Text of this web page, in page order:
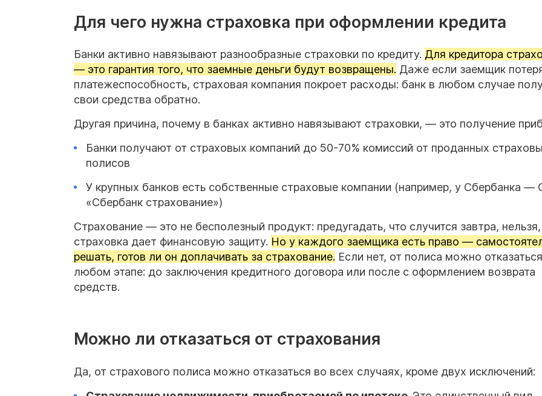
Для чего нужна страховка при оформлении кредита
Банки активно навязывают разнообразные страховки по кредиту. Для кредитора
— это гарантия того, что заемные деньги будут возвращены. Даже если заемщик
платежеспособность, страховая компания покроет расходы: банк в любом случае
свои средства обратно.
Другая причина, почему в банках активно навязывают страховки, — это получение
Банки получают от страховых компаний до 50-70% комиссий от проданных
полисов
У крупных банков есть собственные страховые компании (например, у Сбербанка
«Сбербанк страхование»)
Страхование — это не бесполезный продукт: предугадать, что случится завтра,
страховка дает финансовую защиту. Но у каждого заемщика есть право —
решать, готов ли он доплачивать за страхование. Если нет, от полиса можно
любом этапе: до заключения кредитного договора или после с оформлением возврата
средств.
Можно ли отказаться от страхования
Да, от страхового полиса можно отказаться во всех случаях, кроме двух исключений: